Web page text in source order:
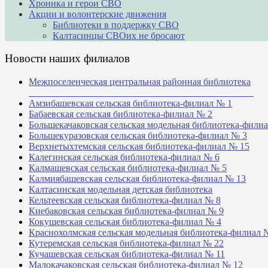
Хроника и герои СВО
Акции и волонтерские движения
Библиотеки в поддержку СВО
Калтасинцы СВОих не бросают
Новости наших филиалов
Межпоселенческая центральная районная библиотека
Амзибашевская сельская библиотека-филиал № 1
Бабаевская сельская библиотека-филиал № 2
Большекачаковская сельская модельная библиотека-
Большекуразовская сельская библиотека-филиал № 3
Верхнетыхтемская сельская библиотека-филиал № 15
Калегинская сельская библиотека-филиал № 6
Калмашевская сельская библиотека-филиал № 5
Калмиябашевская сельская библиотека-филиал № 13
Калтасинская модельная детская библиотека
Кельтеевская сельская библиотека-филиал № 8
Киебаковская сельская библиотека-филиал № 9
Кокушевская сельская библиотека-филиал № 4
Краснохолмская сельская модельная библиотека-филиал
Кутеремская сельская библиотека-филиал № 22
Кучашевская сельская библиотека-филиал № 11
Малокачаковская сельская библиотека-филиал № 12